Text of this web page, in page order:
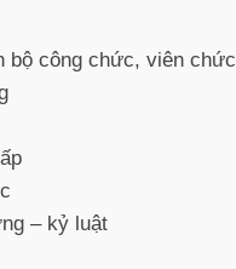
bộ công chức, viên chức
– kỷ luật